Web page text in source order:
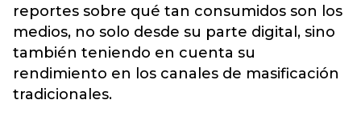
reportes sobre qué tan consumidos son los
medios, no solo desde su parte digital, sino
también teniendo en cuenta su
rendimiento en los canales de masificación
tradicionales.